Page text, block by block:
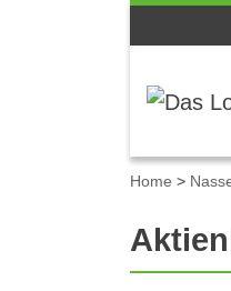
Home >